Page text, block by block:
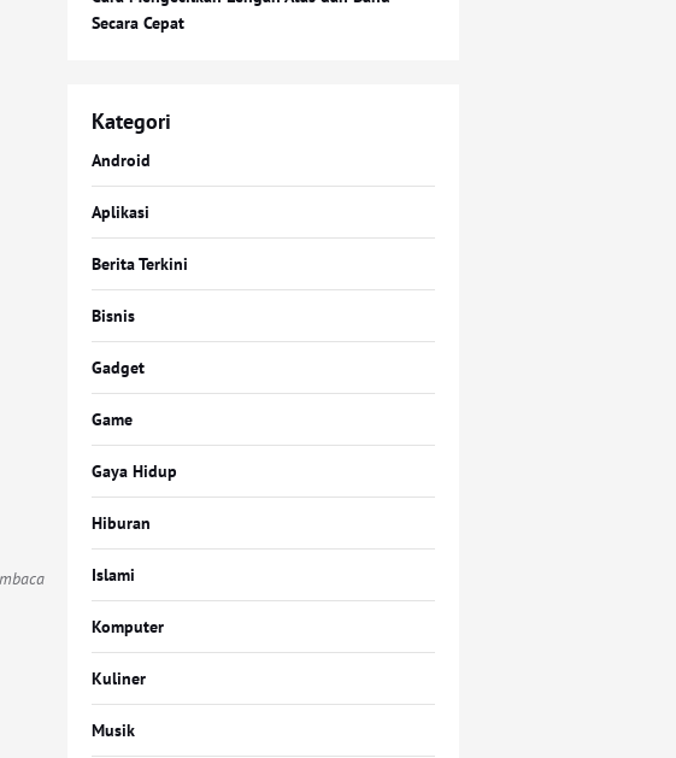
Secara Cepat
Kategori
Android
Aplikasi
Berita Terkini
Bisnis
Gadget
Game
Gaya Hidup
Hiburan
Islami
Komputer
Kuliner
Musik